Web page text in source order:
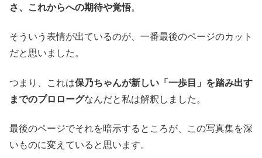
さ、これからへの期待や覚悟。
そういう表情が出ているのが、一番最後のページのカット
だと思いました。
つまり、これは保乃ちゃんが新しい「一歩目」を踏み出す
までのプロローグなんだと私は解釈しました。
最後のページでそれを暗示するところが、この写真集を深
いものに変えていると思います。